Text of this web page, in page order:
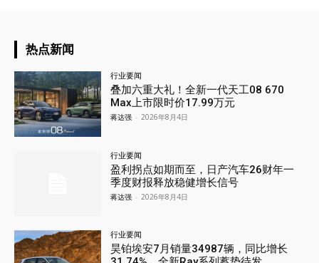
热点新闻
行业要闻
叠加六重大礼！全新一代天工08 670
Max上市限时价17.99万元
蒋达强 - 2026年8月4日
行业要闻
盈利拐点如期而至，日产汽车26财年一
季度财报释放稳健增长信号
蒋达强 - 2026年8月4日
行业要闻
昊铂埃安7月销量34987辆，同比增长